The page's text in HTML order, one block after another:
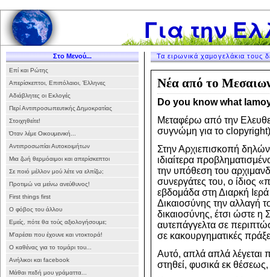
Για την
Στο Μενού...
Επί και Ρώτης
Απερίσκεπτοι, Επιπόλαιοι, Έλληνες
Αδιάβλητες οι Εκλογές
Περί Αντιπροσωπευτικής Δημοκρατίας
Στοιχηθείτε!
Όταν λέμε Οικουμενική...
Αντιπροσωπίαι Αυτοκοιμήτων
Μια ζωή θερμόαιμοι και απερίσκεπτοι
Σε ποιό μέλλον μού λέτε να ελπίζω;
Προτιμώ να μείνω ανεύθυνος!
First things first
Ο φόβος του άλλου
Εμείς, πότε θα τούς αξιολογήσουμε;
Μ'αρέσει που έχουνε και ντοκτορά!
Ο καθένας για το τομάρι του...
Ανήλικοι και facebook
Μάθαι πεδή μου γράματτα...
Τα ειρωνικά χαμογελάκια τους
Νέα από το
Do you know what
Μεταφέρω από την
συγνώμη για το
Στην Αρχιεπισκοπή
ιδιαίτερα
την υπόθεση του
συνεργάτες του, ο ίδιος
εβδομάδα στη Διαρκή
Δικαιοσύνης την αλλαγή
δικαιοσύνης, έτσι ώστε η
αυτεπάγγελτα σε
σε κακουργηματικές
Αυτό, απλά απλά λέγεται
στηθεί, φυσικά εκ